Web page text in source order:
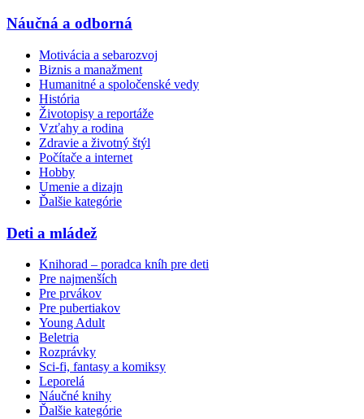
Náučná a odborná
Motivácia a sebarozvoj
Biznis a manažment
Humanitné a spoločenské vedy
História
Životopisy a reportáže
Vzťahy a rodina
Zdravie a životný štýl
Počítače a internet
Hobby
Umenie a dizajn
Ďalšie kategórie
Deti a mládež
Knihorad – poradca kníh pre deti
Pre najmenších
Pre prvákov
Pre pubertiakov
Young Adult
Beletria
Rozprávky
Sci-fi, fantasy a komiksy
Leporelá
Náučné knihy
Ďalšie kategórie